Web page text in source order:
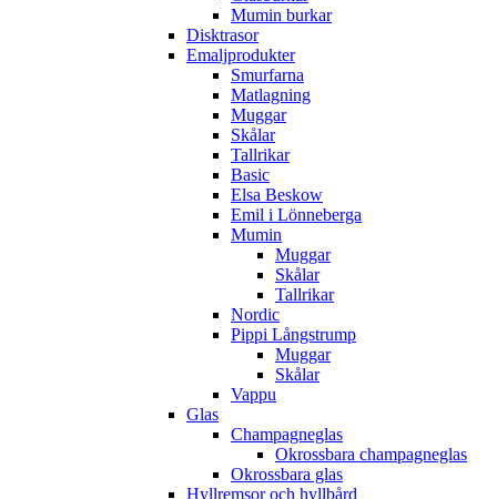
Mumin burkar
Disktrasor
Emaljprodukter
Smurfarna
Matlagning
Muggar
Skålar
Tallrikar
Basic
Elsa Beskow
Emil i Lönneberga
Mumin
Muggar
Skålar
Tallrikar
Nordic
Pippi Långstrump
Muggar
Skålar
Vappu
Glas
Champagneglas
Okrossbara champagneglas
Okrossbara glas
Hyllremsor och hyllbård